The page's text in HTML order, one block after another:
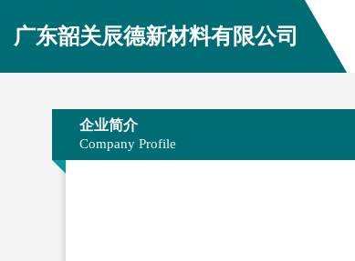
广东韶关辰德新材料有限公司
企业简介
Company Profile